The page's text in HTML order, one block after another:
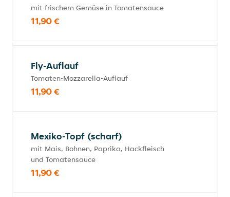
mit frischem Gemüse in Tomatensauce
11,90 €
Fly-Auflauf
Tomaten-Mozzarella-Auflauf
11,90 €
Mexiko-Topf (scharf)
mit Mais, Bohnen, Paprika, Hackfleisch
und Tomatensauce
11,90 €